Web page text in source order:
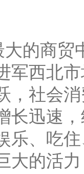
的商贸
军西北
，社会
长迅速
乐、吃
大的活